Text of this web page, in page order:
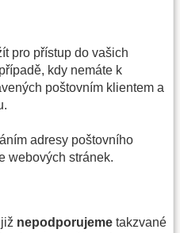
pro přístup do vašich
kdy nemáte k
poštovním klientem a
adresy poštovního
webových stránek.
nepodporujeme takzvané